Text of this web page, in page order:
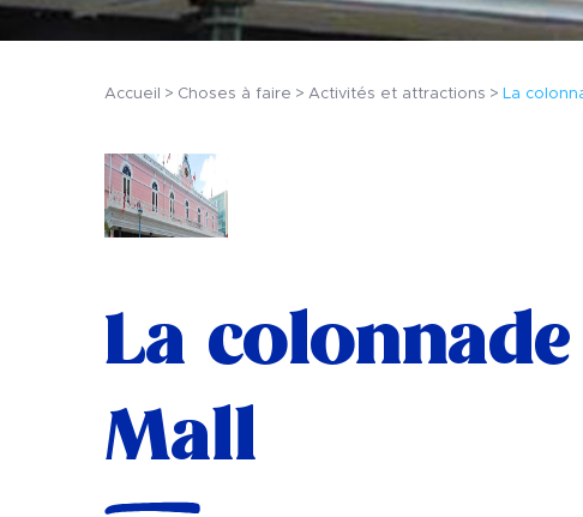
Accueil Choses à faire Activités et attractions La
La
Mall